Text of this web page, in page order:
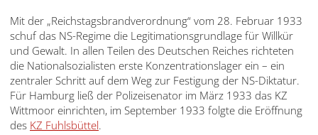
Mit der „Reichstagsbrandverordnung“ vom 28. Februar 1933
schuf das NS-Regime die Legitimationsgrundlage für Willkür
und Gewalt. In allen Teilen des Deutschen Reiches richteten
die Nationalsozialisten erste Konzentrationslager ein – ein
zentraler Schritt auf dem Weg zur Festigung der NS-Diktatur.
Für Hamburg ließ der Polizeisenator im März 1933 das KZ
Wittmoor einrichten, im September 1933 folgte die Eröffnung
des KZ Fuhlsbüttel.